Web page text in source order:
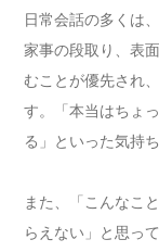
日常会話の多くは
家事の段取り、表
むことが優先され
す。「本当はちょ
る」といった気持
また、「こんなこ
らえない」と思っ